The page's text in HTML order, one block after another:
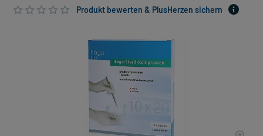
Produkt bewerten & PlusHerzen sichern